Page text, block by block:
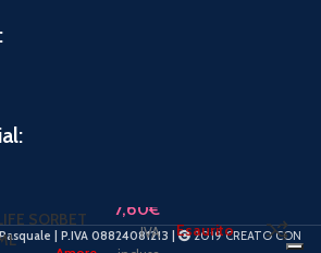
| P.IVA 08824081213 | 2019 CREATO CON
SORBET
7,60€
IVA
Esaurito